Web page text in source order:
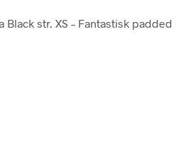
Black str. XS – Fantastisk padded